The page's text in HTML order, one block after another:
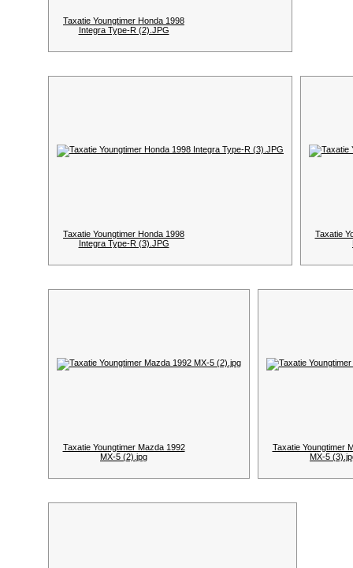
Taxatie Youngtimer Honda 1998
Integra Type-R (2).JPG
Taxatie Youngtimer Honda 1998
Integra Type-R (3).JPG
Taxatie
Taxatie Youngtimer Mazda 1992
MX-5 (2).jpg
Taxatie Youngtimer
MX-5